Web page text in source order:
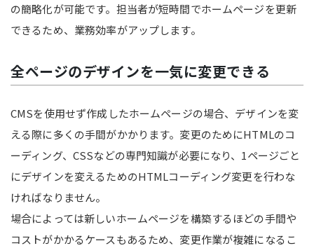
の簡略化が可能です。担当者が短時間でホームページを更新
できるため、業務効率がアップします。
全ページのデザインを一気に変更できる
CMSを使用せず作成したホームページの場合、デザインを変
える際に多くの手間がかかります。変更のためにHTMLのコ
ーディング、CSSなどの専門知識が必要になり、1ページごと
にデザインを変えるためのHTMLコーディング変更を行わな
ければなりません。
場合によっては新しいホームページを構築するほどの手間や
コストがかかるケースもあるため、変更作業が複雑になるこ